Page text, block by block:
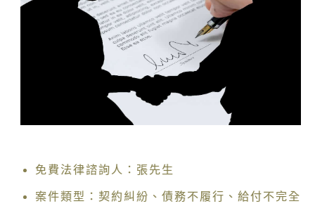
免費法律諮詢人：張先生
案件類型：契約糾紛、債務不履行、給付不完全